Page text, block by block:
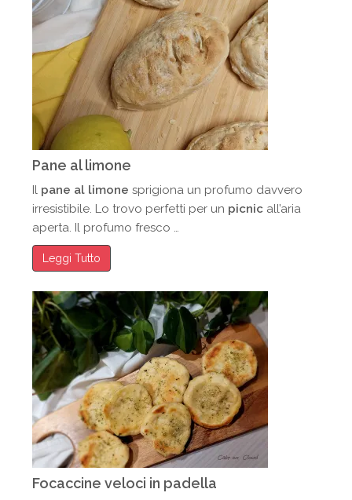
Pane al limone
Il pane al limone sprigiona un profumo davvero
irresistibile. Lo trovo perfetti per un picnic all’aria
aperta. Il profumo fresco …
Leggi Tutto
Focaccine veloci in padella